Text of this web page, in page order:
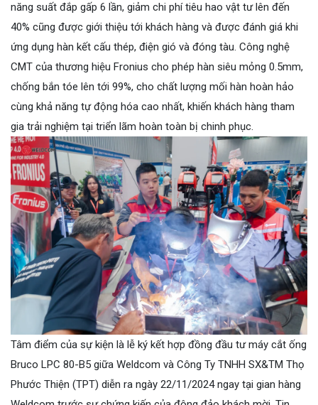
năng suất đắp gấp 6 lần, giảm chi phí tiêu hao vật tư lên đến
40% cũng được giới thiệu tới khách hàng và được đánh giá khi
ứng dụng hàn kết cấu thép, điện gió và đóng tàu. Công nghệ
CMT của thương hiệu Fronius cho phép hàn siêu mỏng 0.5mm,
chống bắn tóe lên tới 99%, cho chất lượng mối hàn hoàn hảo
cùng khả năng tự động hóa cao nhất, khiến khách hàng tham
gia trải nghiệm tại triển lãm hoàn toàn bị chinh phục.
Tâm điểm của sự kiện là lễ ký kết hợp đồng đầu tư máy cắt ống
Bruco LPC 80-B5 giữa Weldcom và Công Ty TNHH SX&TM Thọ
Phước Thiện (TPT) diễn ra ngày 22/11/2024 ngay tại gian hàng